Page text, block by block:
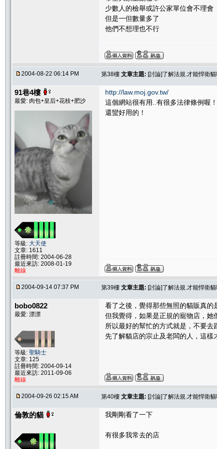
少數人的檢舉或許公家單位會不理會
但是一但數量多了
他們不想理也不行
2004-08-22 06:14 PM 第38樓 文章主題: [討論]了解法規.才能悍衛
91巷4樓
最愛: 肉包+皇后+花枝+肥沙
等級: 大天使
文章: 1611
註冊時間: 2004-06-28
最近來訪: 2008-01-19
離線
http://law.moj.gov.tw/
這個網站很有用..有很多法律條例喔！
還蠻好用的！
2004-09-14 07:37 PM 第39樓 文章主題: [討論]了解法規.才能悍衛
bobo0822
最愛: 漂漂
等級: 聖騎士
文章: 125
註冊時間: 2004-09-14
最近來訪: 2011-09-06
離線
看了之後，覺得那些無照的貓販真
但我覺得，如果是正規的寵物店，
所以最好的幫忙的方式就是，不要
先了解貓店的宗止及老闆的人，這樣
2004-09-26 02:15 AM 第40樓 文章主題: [討論]了解法規.才能悍衛
倫敦的貓 我剛剛看了一下
有很多我常去的店